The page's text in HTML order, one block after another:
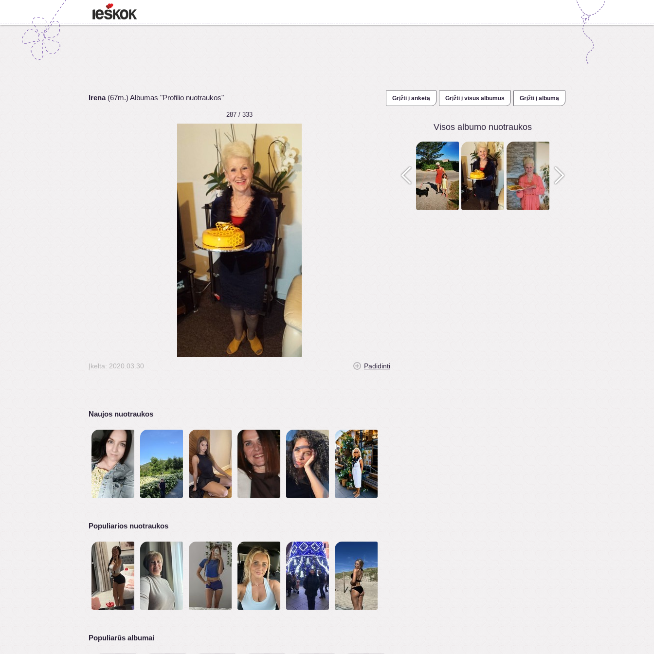
Irena(67m.) Albumas "Profilio nuotraukos" Grįžti į anketą Grįžti į visus albumus Grįžti į albumą
287 / 333
Įkelta: 2020.03.30 Padidinti
Naujos nuotraukos
Populiarios nuotraukos
Populiarūs albumai
Visos albumo nuotraukos